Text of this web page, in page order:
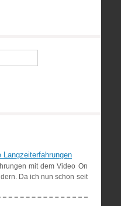
mit dem Video On
Da ich nun schon seit